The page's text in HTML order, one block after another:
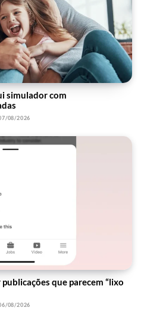
simulador com
08/2026
que parecem “lixo
08/2026